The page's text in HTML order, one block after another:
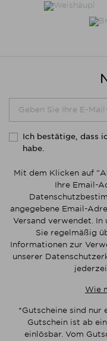
Ich bestätige, dass
habe.
Mit dem Klicken auf
Ihre Email-
angegebene Email-
Versand verwendet.
Sie regelmäßig
Informationen zur
unserer
Wie
*Gutscheine sind nur
Gutschein ist ab
einlösbar. Vom